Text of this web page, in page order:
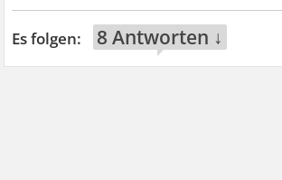
8 Antworten ↓